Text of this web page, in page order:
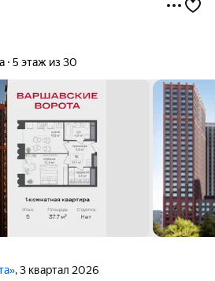
5 этаж из 30
, 3 квартал 2026